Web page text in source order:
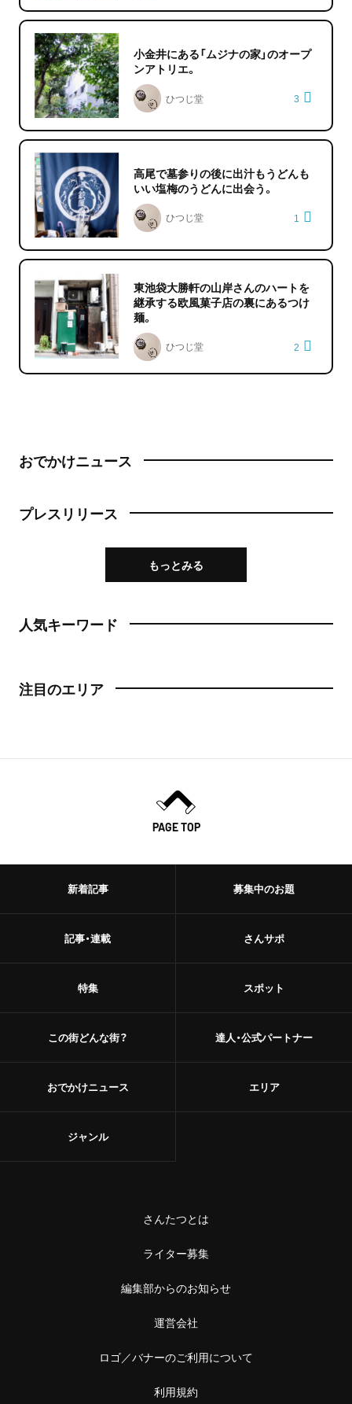
小金井にある「ムジナの家」のオープ
ンアトリエ。
ひつじ堂 3
高尾で墓参りの後に出汁もうどんも
いい塩梅のうどんに出会う。
ひつじ堂 1
東池袋大勝軒の山岸さんのハートを
継承する欧風菓子店の裏にあるつけ
麺。
ひつじ堂 2
おでかけニュース
プレスリリース
もっとみる
人気キーワード
注目のエリア
PAGE TOP
新着記事
記事・連載
特集
この街どんな街？
おでかけニュース
募集中のお題
さんサポ
スポット
達人・公式パートナー
エリア
ジャンル
さんたつとは
ライター募集
編集部からのお知らせ
運営会社
ロゴ／バナーのご利用について
利用規約